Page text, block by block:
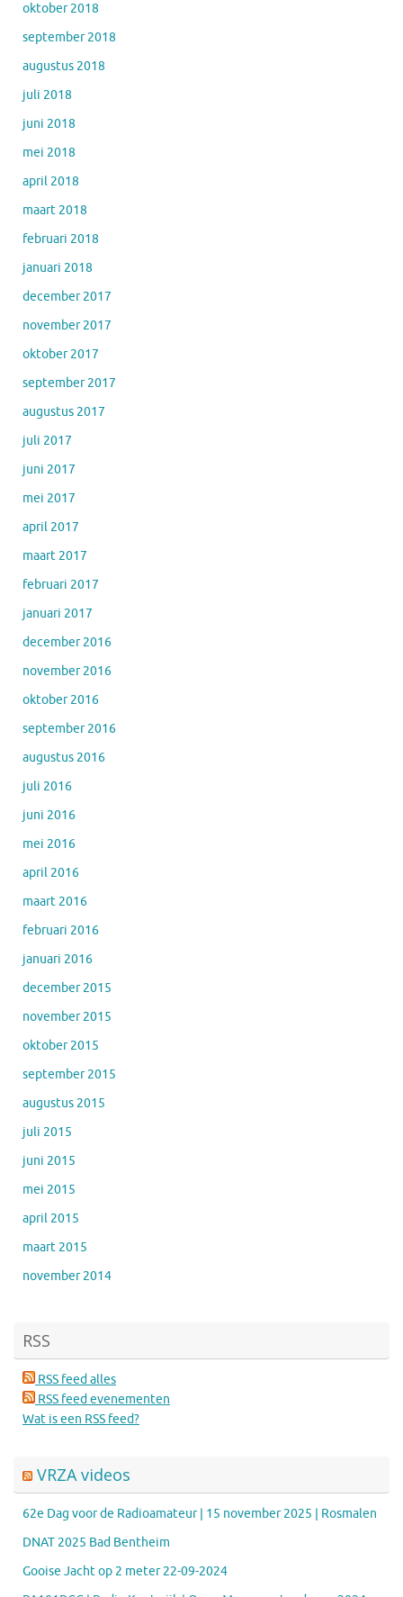
oktober 2018
september 2018
augustus 2018
juli 2018
juni 2018
mei 2018
april 2018
maart 2018
februari 2018
januari 2018
december 2017
november 2017
oktober 2017
september 2017
augustus 2017
juli 2017
juni 2017
mei 2017
april 2017
maart 2017
februari 2017
januari 2017
december 2016
november 2016
oktober 2016
september 2016
augustus 2016
juli 2016
juni 2016
mei 2016
april 2016
maart 2016
februari 2016
januari 2016
december 2015
november 2015
oktober 2015
september 2015
augustus 2015
juli 2015
juni 2015
mei 2015
april 2015
maart 2015
november 2014
RSS
RSS feed alles
RSS feed evenementen
Wat is een RSS feed?
VRZA videos
62e Dag voor de Radioamateur | 15 november 2025 | Rosmalen
DNAT 2025 Bad Bentheim
Gooise Jacht op 2 meter 22-09-2024